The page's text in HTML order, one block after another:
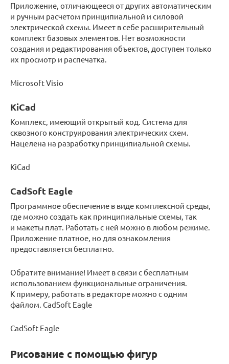
Приложение, отличающееся от других автоматическим
и ручным расчетом принципиальной и силовой
электрической схемы. Имеет в себе расширительный
комплект базовых элементов. Нет возможности
создания и редактирования объектов, доступен только
их просмотр и распечатка.
Microsoft Visio
KiCad
Комплекс, имеющий открытый код. Система для
сквозного конструирования электрических схем.
Нацелена на разработку принципиальной схемы.
KiCad
CadSoft Eagle
Программное обеспечение в виде комплексной среды,
где можно создать как принципиальные схемы, так
и макеты плат. Работать с ней можно в любом режиме.
Приложение платное, но для ознакомления
предоставляется бесплатно.
Обратите внимание! Имеет в связи с бесплатным
использованием функциональные ограничения.
К примеру, работать в редакторе можно с одним
файлом. CadSoft Eagle
CadSoft Eagle
Рисование с помощью фигур